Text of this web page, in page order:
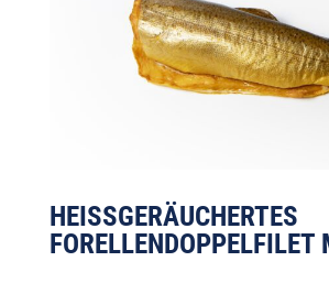
HEISSGERÄUCHERTES F
ORELLENDOPPELFILET